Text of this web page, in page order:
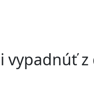
vypadnúť